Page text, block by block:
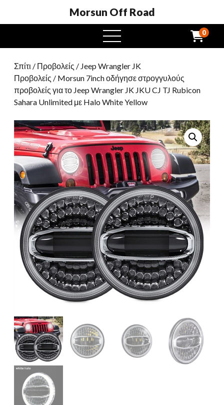
Morsun Off Road
μενού 0
Σπίτι / Προβολείς / Jeep Wrangler JK
Προβολείς / Morsun 7inch οδήγησε στρογγυλούς
προβολείς για το Jeep Wrangler JK JKU CJ TJ Rubicon
Sahara Unlimited με Halo White Yellow